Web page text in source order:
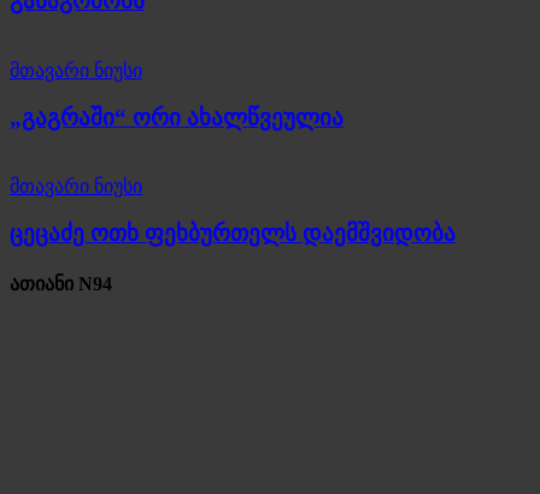
მთავარი ნიუსი
„გაგრაში“ ორი ახალწვეულია
მთავარი ნიუსი
ცეცაძე ოთხ ფეხბურთელს დაემშვიდობა
ათიანი N94